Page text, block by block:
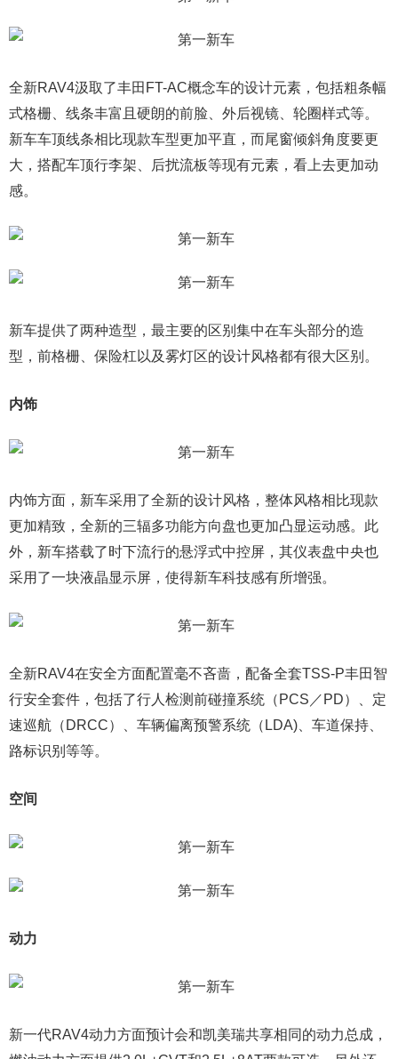
全新RAV4汲取了丰田FT-AC概念车的设计元素，包括粗条幅
式格栅、线条丰富且硬朗的前脸、外后视镜、轮圈样式等。
新车车顶线条相比现款车型更加平直，而尾窗倾斜角度要更
大，搭配车顶行李架、后扰流板等现有元素，看上去更加动
感。
新车提供了两种造型，最主要的区别集中在车头部分的造
型，前格栅、保险杠以及雾灯区的设计风格都有很大区别。
内饰
内饰方面，新车采用了全新的设计风格，整体风格相比现款
更加精致，全新的三辐多功能方向盘也更加凸显运动感。此
外，新车搭载了时下流行的悬浮式中控屏，其仪表盘中央也
采用了一块液晶显示屏，使得新车科技感有所增强。
全新RAV4在安全方面配置毫不吝啬，配备全套TSS-P丰田智
行安全套件，包括了行人检测前碰撞系统（PCS／PD）、定
速巡航（DRCC）、车辆偏离预警系统（LDA)、车道保持、
路标识别等等。
空间
动力
新一代RAV4动力方面预计会和凯美瑞共享相同的动力总成，